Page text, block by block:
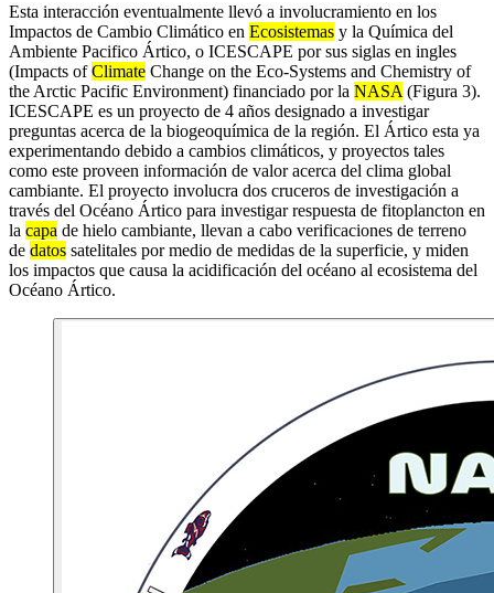
Esta interacción eventualmente llevó a involucramiento en los
Impactos de Cambio Climático en Ecosistemas y la Química del
Ambiente Pacifico Ártico, o ICESCAPE por sus siglas en ingles
(Impacts ofClimate Change on the Eco-Systems and Chemistry of
the Arctic Pacific Environment) financiado por la NASA (Figura 3).
ICESCAPE es un proyecto de 4 años designado a investigar
preguntas acerca de la biogeoquímica de la región. El Ártico esta ya
experimentando debido a cambios climáticos, y proyectos tales
como este proveen información de valor acerca del clima global
cambiante. El proyecto involucra dos cruceros de investigación a
través del Océano Ártico para investigar respuesta de fitoplancton en
la capa de hielo cambiante, llevan a cabo verificaciones de terreno
de datos satelitales por medio de medidas de la superficie, y miden
los impactos que causa la acidificación del océano al ecosistema del
Océano Ártico.